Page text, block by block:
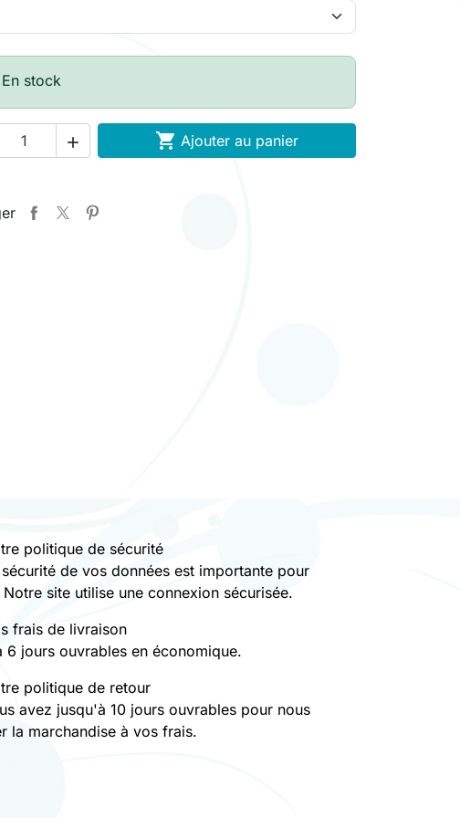
En stock
  Ajouter au panier
politique de sécurité
sécurité de vos données est importante pour
site utilise une connexion sécurisée.
frais de livraison
6 jours ouvrables en économique.
politique de retour
avez jusqu'à 10 jours ouvrables pour nous
la marchandise à vos frais.